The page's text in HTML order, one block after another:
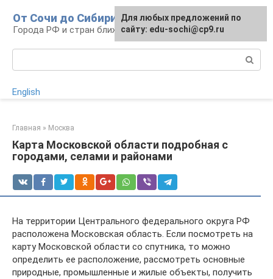
контенту
От Сочи до Сибири
Города РФ и стран ближнего зарубежья
English
Главная » Москва
Карта Московской области подробная с
городами, селами и районами
На территории Центрального федерального округа РФ
расположена Московская область. Если посмотреть на
карту Московской области со спутника, то можно
определить ее расположение, рассмотреть основные
природные, промышленные и жилые объекты, получить
Для любых предложений по
сайту: edu-sochi@cp9.ru